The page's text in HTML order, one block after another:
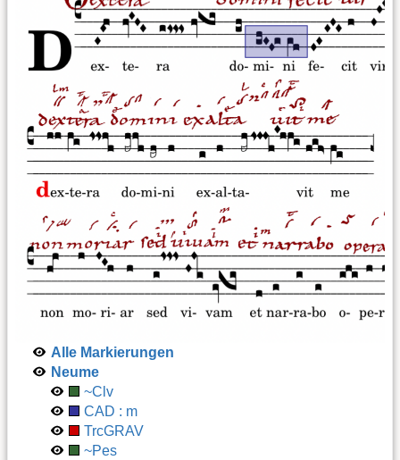
Alle Markierungen
Neume
~Clv
CAD : m
TrcGRAV
~Pes